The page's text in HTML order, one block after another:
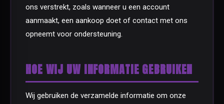
ons verstrekt, zoals wanneer u een account
aanmaakt, een aankoop doet of contact met ons
opneemt voor ondersteuning.
HOE WIJ UW INFORMATIE GEBRUIKEN
Wij gebruiken de verzamelde informatie om onze